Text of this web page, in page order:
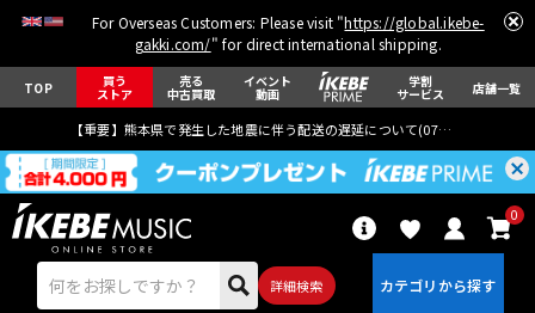
For Overseas Customers: Please visit "https://global.ikebe-
gakki.com/" for direct international shipping.
TOP 買う
ストア
売る
中古買取
イベント
動画
学割
サービス 店舗一覧
【重要】熊本県で発生した地震に伴う配送の遅延について(07月29日
詳細検索
0